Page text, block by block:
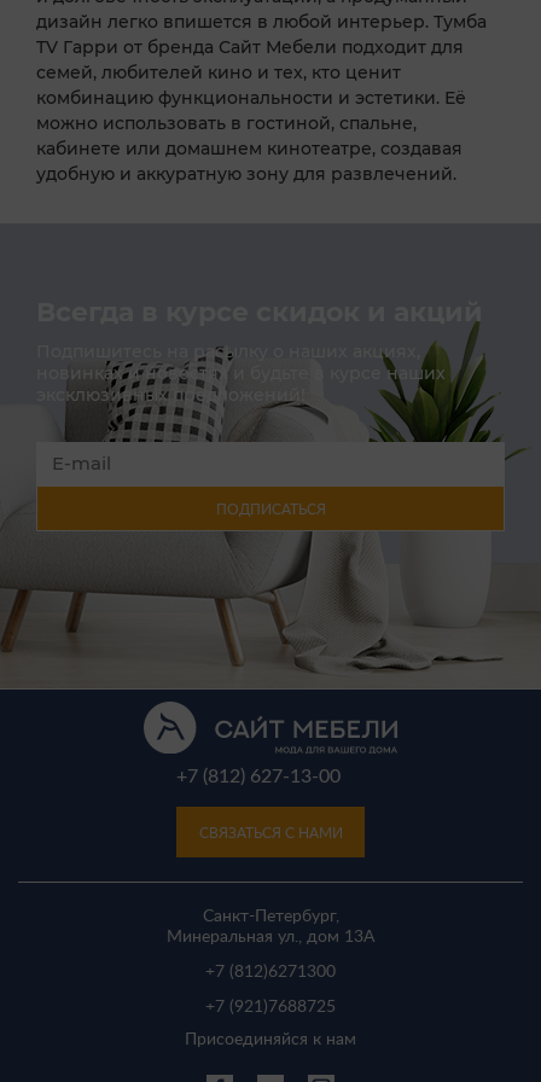
дизайн легко впишется в любой интерьер. Тумба
TV Гарри от бренда Сайт Мебели подходит для
семей, любителей кино и тех, кто ценит
комбинацию функциональности и эстетики. Её
можно использовать в гостиной, спальне,
кабинете или домашнем кинотеатре, создавая
удобную и аккуратную зону для развлечений.
Всегда в курсе скидок и акций
Подпишитесь на расылку о наших акциях,
новинках и новостях и будьте в курсе наших
эксклюзивных предложений!
ПОДПИСАТЬСЯ
+7 (812) 627-13-00
СВЯЗАТЬСЯ С НАМИ
Санкт-Петербург,
Минеральная ул., дом 13A
+7 (812)6271300
+7 (921) 7688725
Присоединяйся к нам